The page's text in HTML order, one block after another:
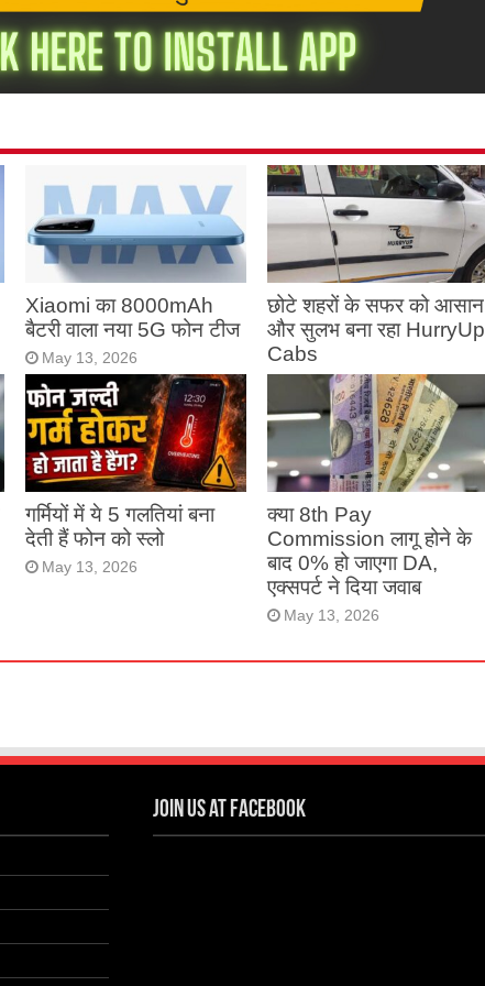
Xiaomi का 8000mAh
बैटरी वाला नया 5G फोन टीज
May 13, 2026
छोटे शहरों के सफर को आसान
और सुलभ बना रहा HurryUp
Cabs
May 13, 2026
गर्मियों में ये 5 गलतियां बना
देती हैं फोन को स्लो
May 13, 2026
क्या 8th Pay
Commission लागू होने के
बाद 0% हो जाएगा DA,
एक्सपर्ट ने दिया जवाब
May 13, 2026
Join us at Facebook